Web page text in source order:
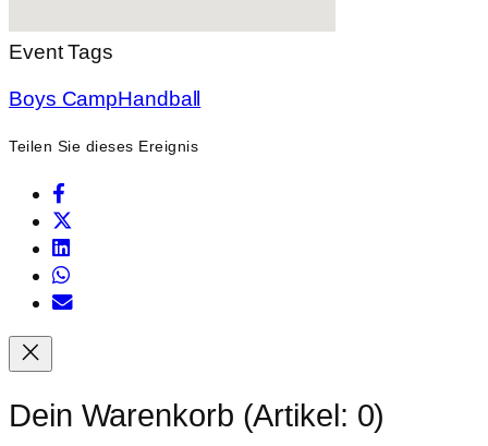
Event Tags
Boys CampHandball
Teilen Sie dieses Ereignis
Dein Warenkorb (Artikel: 0)